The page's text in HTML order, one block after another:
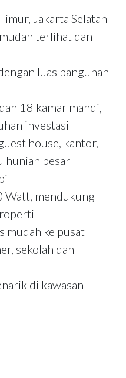
Jakarta Selatan
terlihat dan
luas bangunan
18 kamar mandi,
investasi
house, kantor,
hunian besar
Watt, mendukung
mudah ke pusat
sekolah dan
di kawasan